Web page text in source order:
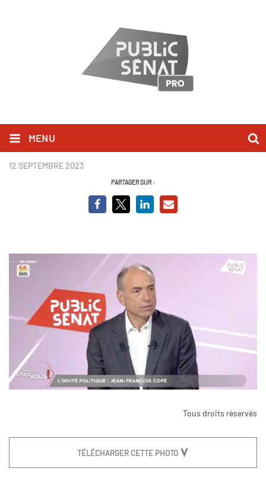
MENU
Jean-François Copé - BCVO
12 SEPTEMBRE 2023
PARTAGER SUR :
Tous droits réservés
TÉLÉCHARGER CETTE PHOTO